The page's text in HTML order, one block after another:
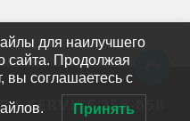
& SERVICE 258-858
для наилучшего
сайта. Продолжая
вы соглашаетесь с
Принять